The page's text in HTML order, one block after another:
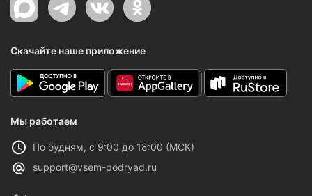
Скачайте наше приложение
Мы работаем
По будням, с 9:00 до 18:00 (МСК)
support@vsem-podryad.ru